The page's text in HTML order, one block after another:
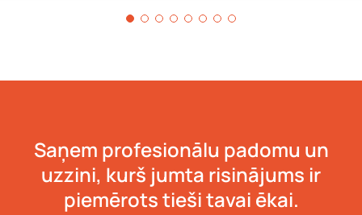
Saņem profesionālu padomu un
uzzini, kurš jumta risinājums ir
piemērots tieši tavai ēkai.